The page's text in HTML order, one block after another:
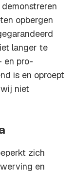
opbergen
langer te
en pro-
is en oproept
niet
zich
en